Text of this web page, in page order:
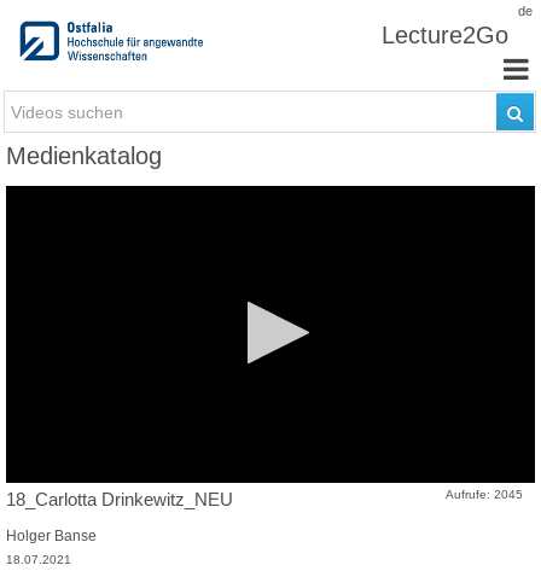
de
Lecture2Go
Medienkatalog
Aufrufe: 2045
18_Carlotta Drinkewitz_NEU
Holger Banse
18.07.2021